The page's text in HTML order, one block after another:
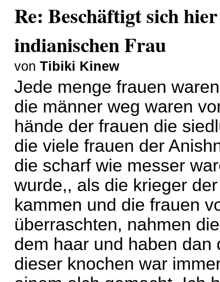
Re: Beschäftigt sich
indianischen Frau
vonTibiki Kinew
Jede menge frauen
die männer weg waren
hände der frauen die
die viele frauen der
die scharf wie messer
wurde,, als die krieger
kammen und die frauen
überraschten, nahmen
dem haar und haben
dieser knochen war